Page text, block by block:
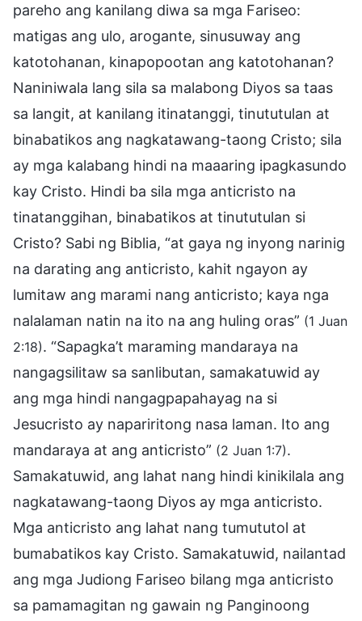
pareho ang kanilang diwa sa mga Fariseo:
matigas ang ulo, arogante, sinusuway ang
katotohanan, kinapopootan ang katotohanan?
Naniniwala lang sila sa malabong Diyos sa taas
sa langit, at kanilang itinatanggi, tinututulan at
binabatikos ang nagkatawang-taong Cristo; sila
ay mga kalabang hindi na maaaring ipagkasundo
kay Cristo. Hindi ba sila mga anticristo na
tinatanggihan, binabatikos at tinututulan si
Cristo? Sabi ng Biblia, “at gaya ng inyong narinig
na darating ang anticristo, kahit ngayon ay
lumitaw ang marami nang anticristo; kaya nga
nalalaman natin na ito na ang huling oras” (1 Juan
2:18). “Sapagka’t maraming mandaraya na
nangagsilitaw sa sanlibutan, samakatuwid ay
ang mga hindi nangagpapahayag na si
Jesucristo ay napariritong nasa laman. Ito ang
mandaraya at ang anticristo” (2 Juan 1:7).
Samakatuwid, ang lahat nang hindi kinikilala ang
nagkatawang-taong Diyos ay mga anticristo.
Mga anticristo ang lahat nang tumututol at
bumabatikos kay Cristo. Samakatuwid, nailantad
ang mga Judiong Fariseo bilang mga anticristo
sa pamamagitan ng gawain ng Panginoong